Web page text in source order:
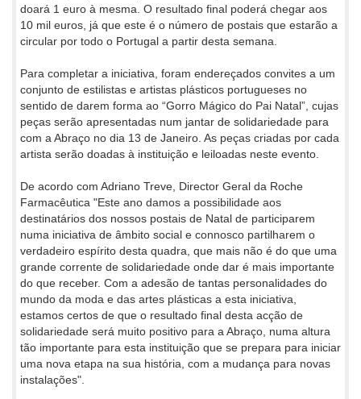
doará 1 euro à mesma. O resultado final poderá chegar aos
10 mil euros, já que este é o número de postais que estarão a
circular por todo o Portugal a partir desta semana.
Para completar a iniciativa, foram endereçados convites a um
conjunto de estilistas e artistas plásticos portugueses no
sentido de darem forma ao “Gorro Mágico do Pai Natal”, cujas
peças serão apresentadas num jantar de solidariedade para
com a Abraço no dia 13 de Janeiro. As peças criadas por cada
artista serão doadas à instituição e leiloadas neste evento.
De acordo com Adriano Treve, Director Geral da Roche
Farmacêutica "Este ano damos a possibilidade aos
destinatários dos nossos postais de Natal de participarem
numa iniciativa de âmbito social e connosco partilharem o
verdadeiro espírito desta quadra, que mais não é do que uma
grande corrente de solidariedade onde dar é mais importante
do que receber. Com a adesão de tantas personalidades do
mundo da moda e das artes plásticas a esta iniciativa,
estamos certos de que o resultado final desta acção de
solidariedade será muito positivo para a Abraço, numa altura
tão importante para esta instituição que se prepara para iniciar
uma nova etapa na sua história, com a mudança para novas
instalações".